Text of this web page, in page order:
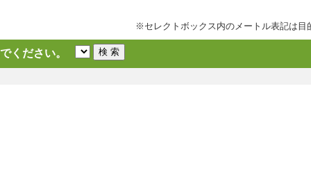
※セレクトボックス内のメートル表記は目
ください。